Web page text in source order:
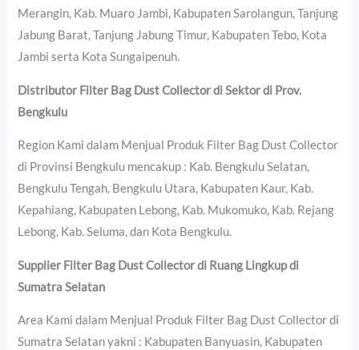
Merangin, Kab. Muaro Jambi, Kabupaten Sarolangun, Tanjung
Jabung Barat, Tanjung Jabung Timur, Kabupaten Tebo, Kota
Jambi serta Kota Sungaipenuh.
Distributor Filter Bag Dust Collector di Sektor di Prov.
Bengkulu
Region Kami dalam Menjual Produk Filter Bag Dust Collector
di Provinsi Bengkulu mencakup : Kab. Bengkulu Selatan,
Bengkulu Tengah, Bengkulu Utara, Kabupaten Kaur, Kab.
Kepahiang, Kabupaten Lebong, Kab. Mukomuko, Kab. Rejang
Lebong, Kab. Seluma, dan Kota Bengkulu.
Supplier Filter Bag Dust Collector di Ruang Lingkup di
Sumatra Selatan
Area Kami dalam Menjual Produk Filter Bag Dust Collector di
Sumatra Selatan yakni : Kabupaten Banyuasin, Kabupaten